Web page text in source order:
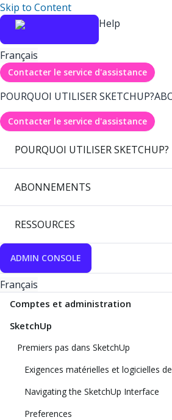
Skip to Content
Help
Français
Contacter le service d'assistance
POURQUOI UTILISER SKETCHUP?
Contacter le service d'assistance
POURQUOI UTILISER SKETCHUP?
ABONNEMENTS
RESSOURCES
ADMIN CONSOLE
Français
Comptes et administration
SketchUp
Premiers pas dans SketchUp
Exigences matérielles et logicielles
Navigating the SketchUp Interface
Preferences